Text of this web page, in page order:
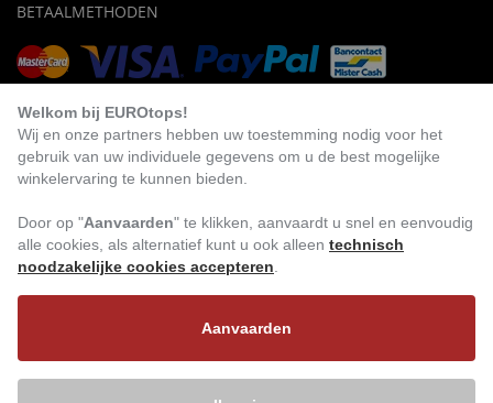
BETAALMETHODEN
BEZOEK ONS
Welkom bij EUROtops!
Wij en onze partners hebben uw toestemming nodig voor het
gebruik van uw individuele gegevens om u de best mogelijke
winkelervaring te kunnen bieden.
Door op "Aanvaarden" te klikken, aanvaardt u snel en eenvoudig
alle cookies, als alternatief kunt u ook alleen technisch
noodzakelijke cookies accepteren
Aanvaarden